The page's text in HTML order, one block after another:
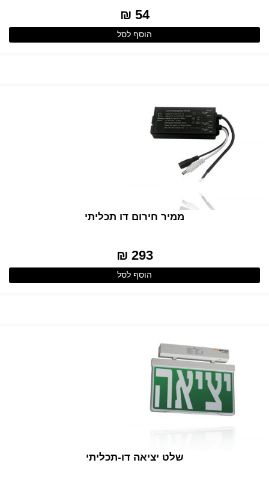
54 ₪
הוסף לסל
ממיר חירום דו תכליתי
293 ₪
הוסף לסל
שלט יציאה דו-תכליתי